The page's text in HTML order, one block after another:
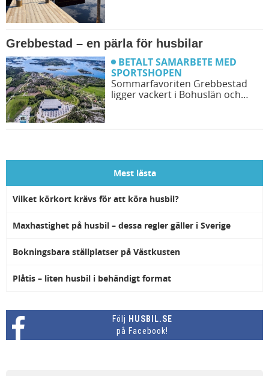
Resort och ta del av vårt
bildreportage från både
ställplatsen och äventyren runt
omkring.
Grebbestad – en pärla för husbilar
BETALT SAMARBETE MED
SPORTSHOPEN
Sommarfavoriten Grebbestad
ligger vackert i Bohuslän och
möter upp Reinert Sörensson
som är grundare till en av
Grebbestads ställplatser,
Mest lästa
Vilket körkort krävs för att köra husbil?
Maxhastighet på husbil – dessa regler gäller i Sverige
Bokningsbara ställplatser på Västkusten
Plåtis – liten husbil i behändigt format
Följ HUSBIL.SE
på Facebook!